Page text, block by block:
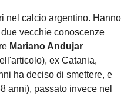
nel calcio argentino. Hanno
vecchie conoscenze
Mariano Andujar
ex Catania,
ha deciso di smettere, e
anni), passato invece nel